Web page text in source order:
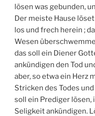
lösen was gebunden,
Der meiste Hause
los und frech herein ;
Wesen
das soll ein Diener
ankündigen den Tod
aber, so etwa ein Herz
Stricken des Todes
soll ein Prediger lösen,
Seligkeit ankündigen.